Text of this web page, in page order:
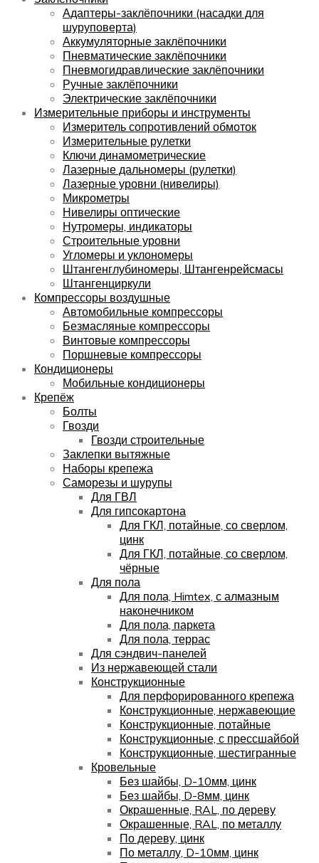
Адаптеры-заклёпочники (насадки для
шуруповерта)
Аккумуляторные заклёпочники
Пневматические заклёпочники
Пневмогидравлические заклёпочники
Ручные заклёпочники
Электрические заклёпочники
Измерительные приборы и инструменты
Измеритель сопротивлений обмоток
Измерительные рулетки
Ключи динамометрические
Лазерные дальномеры (рулетки)
Лазерные уровни (нивелиры)
Микрометры
Нивелиры оптические
Нутромеры, индикаторы
Строительные уровни
Угломеры и уклономеры
Штангенглубиномеры, Штангенрейсмасы
Штангенциркули
Компрессоры воздушные
Автомобильные компрессоры
Безмасляные компрессоры
Винтовые компрессоры
Поршневые компрессоры
Кондиционеры
Мобильные кондиционеры
Крепёж
Болты
Гвозди
Гвозди строительные
Заклепки вытяжные
Наборы крепежа
Саморезы и шурупы
Для ГВЛ
Для гипсокартона
Для ГКЛ, потайные, со сверлом,
цинк
Для ГКЛ, потайные, со сверлом,
чёрные
Для пола
Для пола, Himtex, с алмазным
наконечником
Для пола, паркета
Для пола, террас
Для сэндвич-панелей
Из нержавеющей стали
Конструкционные
Для перфорированного крепежа
Конструкционные, нержавеющие
Конструкционные, потайные
Конструкционные, с прессшайбой
Конструкционные, шестигранные
Кровельные
Без шайбы, D-10мм, цинк
Без шайбы, D-8мм, цинк
Окрашенные, RAL, по дереву
Окрашенные, RAL, по металлу
По дереву, цинк
По металлу, D-10мм, цинк